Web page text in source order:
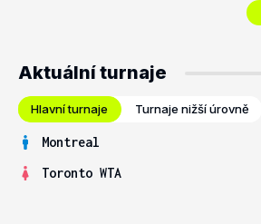
Aktuální turnaje
Hlavní turnaje Turnaje nižší úrovně
Montreal
Toronto WTA